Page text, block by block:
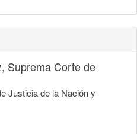
Suprema Corte de
Justicia de la Nación y